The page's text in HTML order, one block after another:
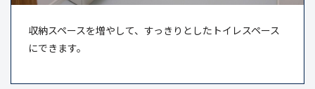
収納スペースを増やして、すっきりとしたトイレスペース
にできます。